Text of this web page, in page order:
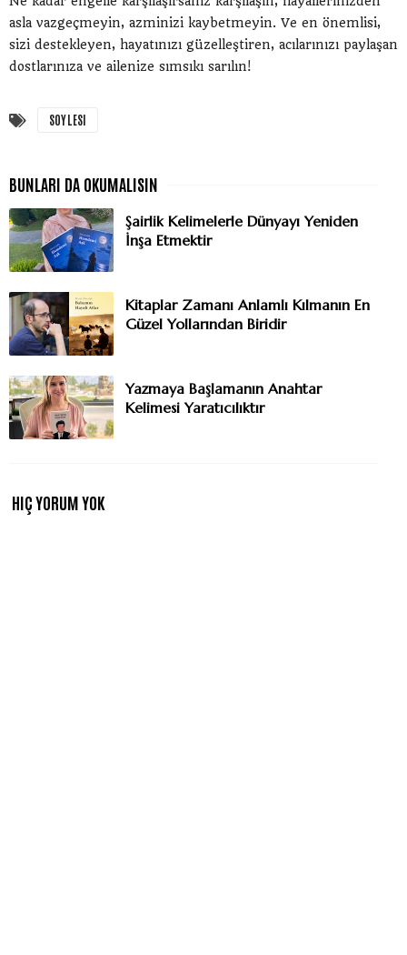
asla vazgeçmeyin, azminizi kaybetmeyin. Ve en önemlisi,
sizi destekleyen, hayatınızı güzelleştiren, acılarınızı paylaşan
dostlarınıza ve ailenize sımsıkı sarılın!
SOYLESI
Şairlik Kelimelerle Dünyayı Yeniden
İnşa Etmektir
Kitaplar Zamanı Anlamlı Kılmanın En
Güzel Yollarından Biridir
Yazmaya Başlamanın Anahtar
Kelimesi Yaratıcılıktır
HIÇ YORUM YOK